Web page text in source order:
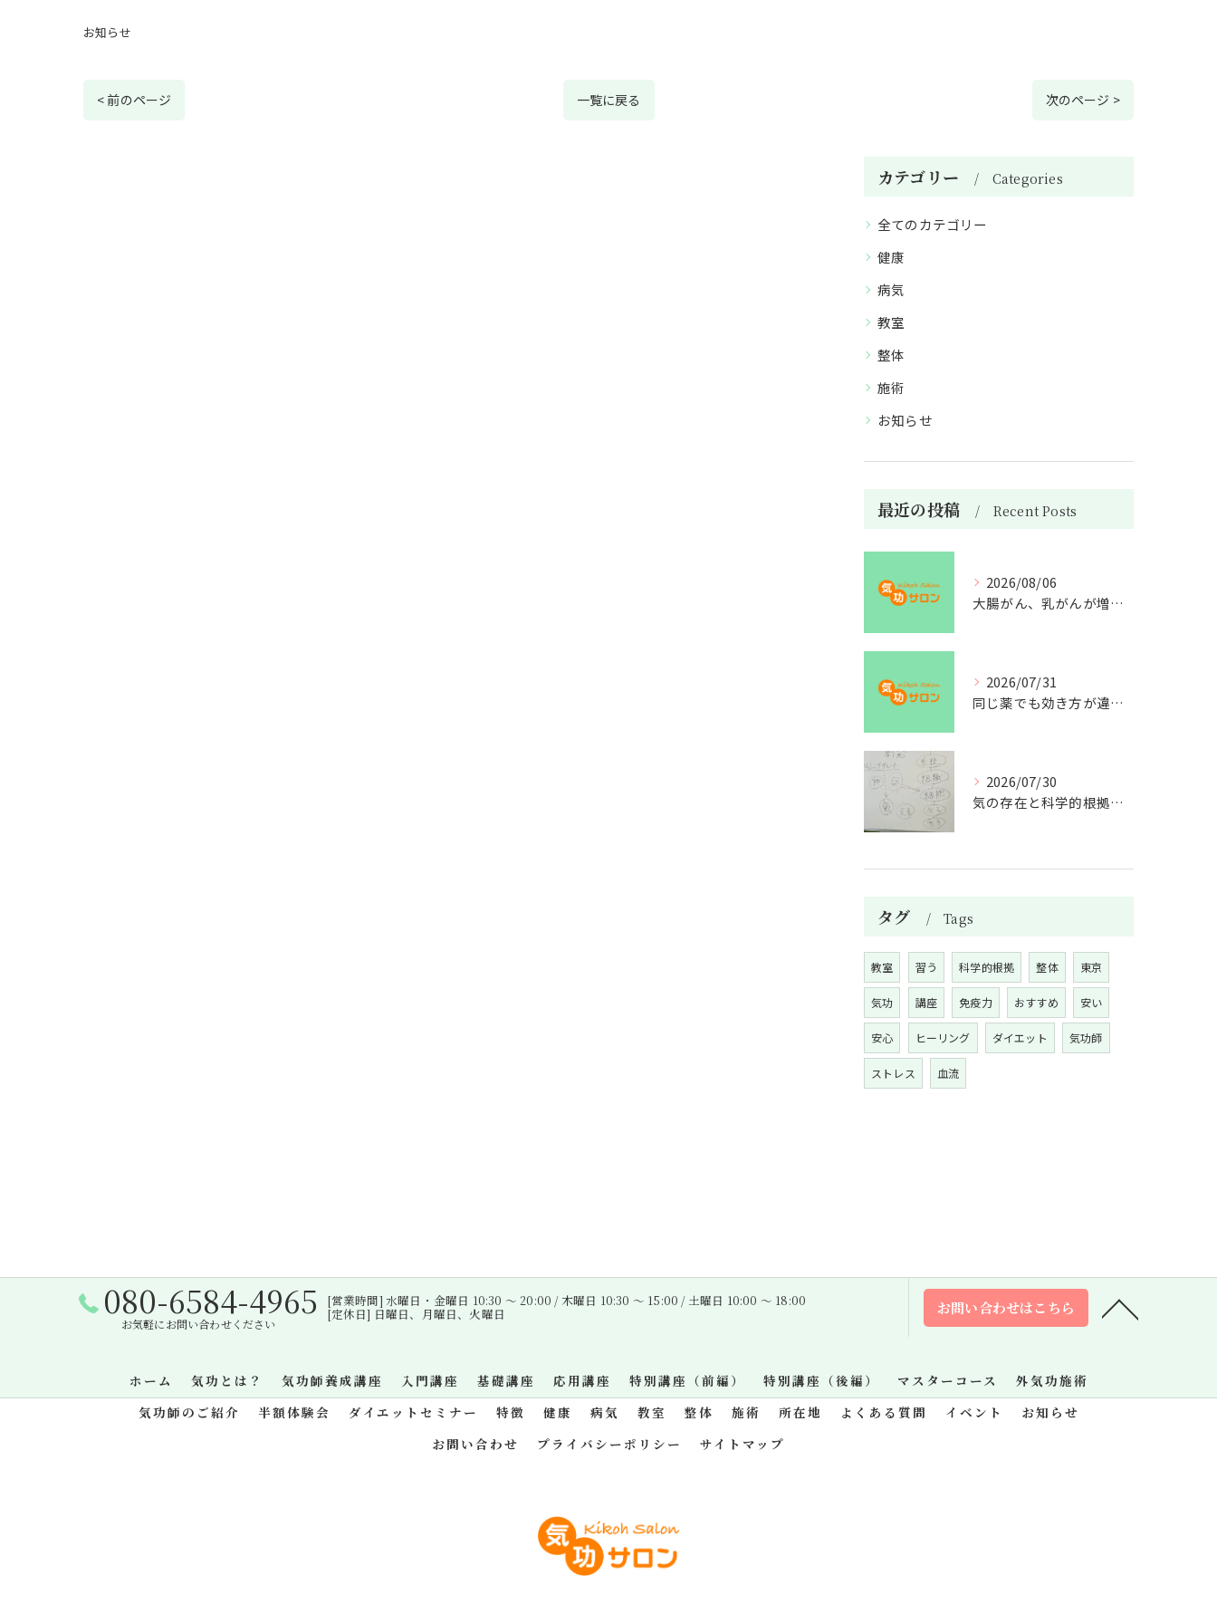
お知らせ
< 前のページ 一覧に戻る 次のページ >
カテゴリー Categories
全てのカテゴリー
健康
病気
教室
整体
施術
お知らせ
最近の投稿 Recent Posts
2026/08/06
大腸がん、乳がんが増えた理由
2026/07/31
同じ薬でも効き方が違う？
2026/07/30
気の存在と科学的根拠の授業
タグ Tags
教室 習う 科学的根拠 整体 東京
気功 講座 免疫力 おすすめ 安い
安心 ヒーリング ダイエット 気功師
ストレス 血流
080-6584-4965
お気軽にお問い合わせください
[営業時間] 水曜日・金曜日 10:30 〜 20:00 / 木曜日 10:30 〜 15:00 / 土曜日 10:00 〜 18:00
[定休日] 日曜日、月曜日、火曜日
お問い合わせはこちら
ホーム 気功とは？ 気功師養成講座 入門講座 基礎講座 応用講座 特別講座（前編） 特別講座（後編） マスターコース
外気功施術
気功師のご紹介
半額体験会 ダイエットセミナー 特徴 健康 病気 教室 整体 施術 所在地 よくある質問 イベント
お知らせ
お問い合わせ
プライバシーポリシー サイトマップ